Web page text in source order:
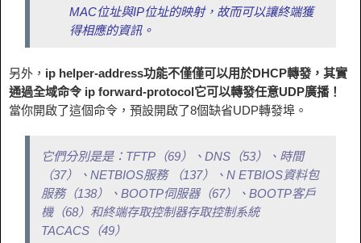
MAC位址與IP位址的映射，故而可以讓終端獲
得相應的資訊。
另外， ip helper-address功能不僅僅可以用於DHCP轉發，其實
通過全域命令 ip forward-protocol它可以轉發任意UDP廣播！
當你開啟了這個命令，預設開啟了8個缺省UDP轉發埠。
它們分別是是：TFTP（69）、DNS（53）、時間
（37）、NETBIOS服務 （137）、N ETBIOS資料包
服務（138）、BOOTP伺服器（67）、BOOTP客戶
機（68）和終端存取控制器存取控制系統
TACACS（49）